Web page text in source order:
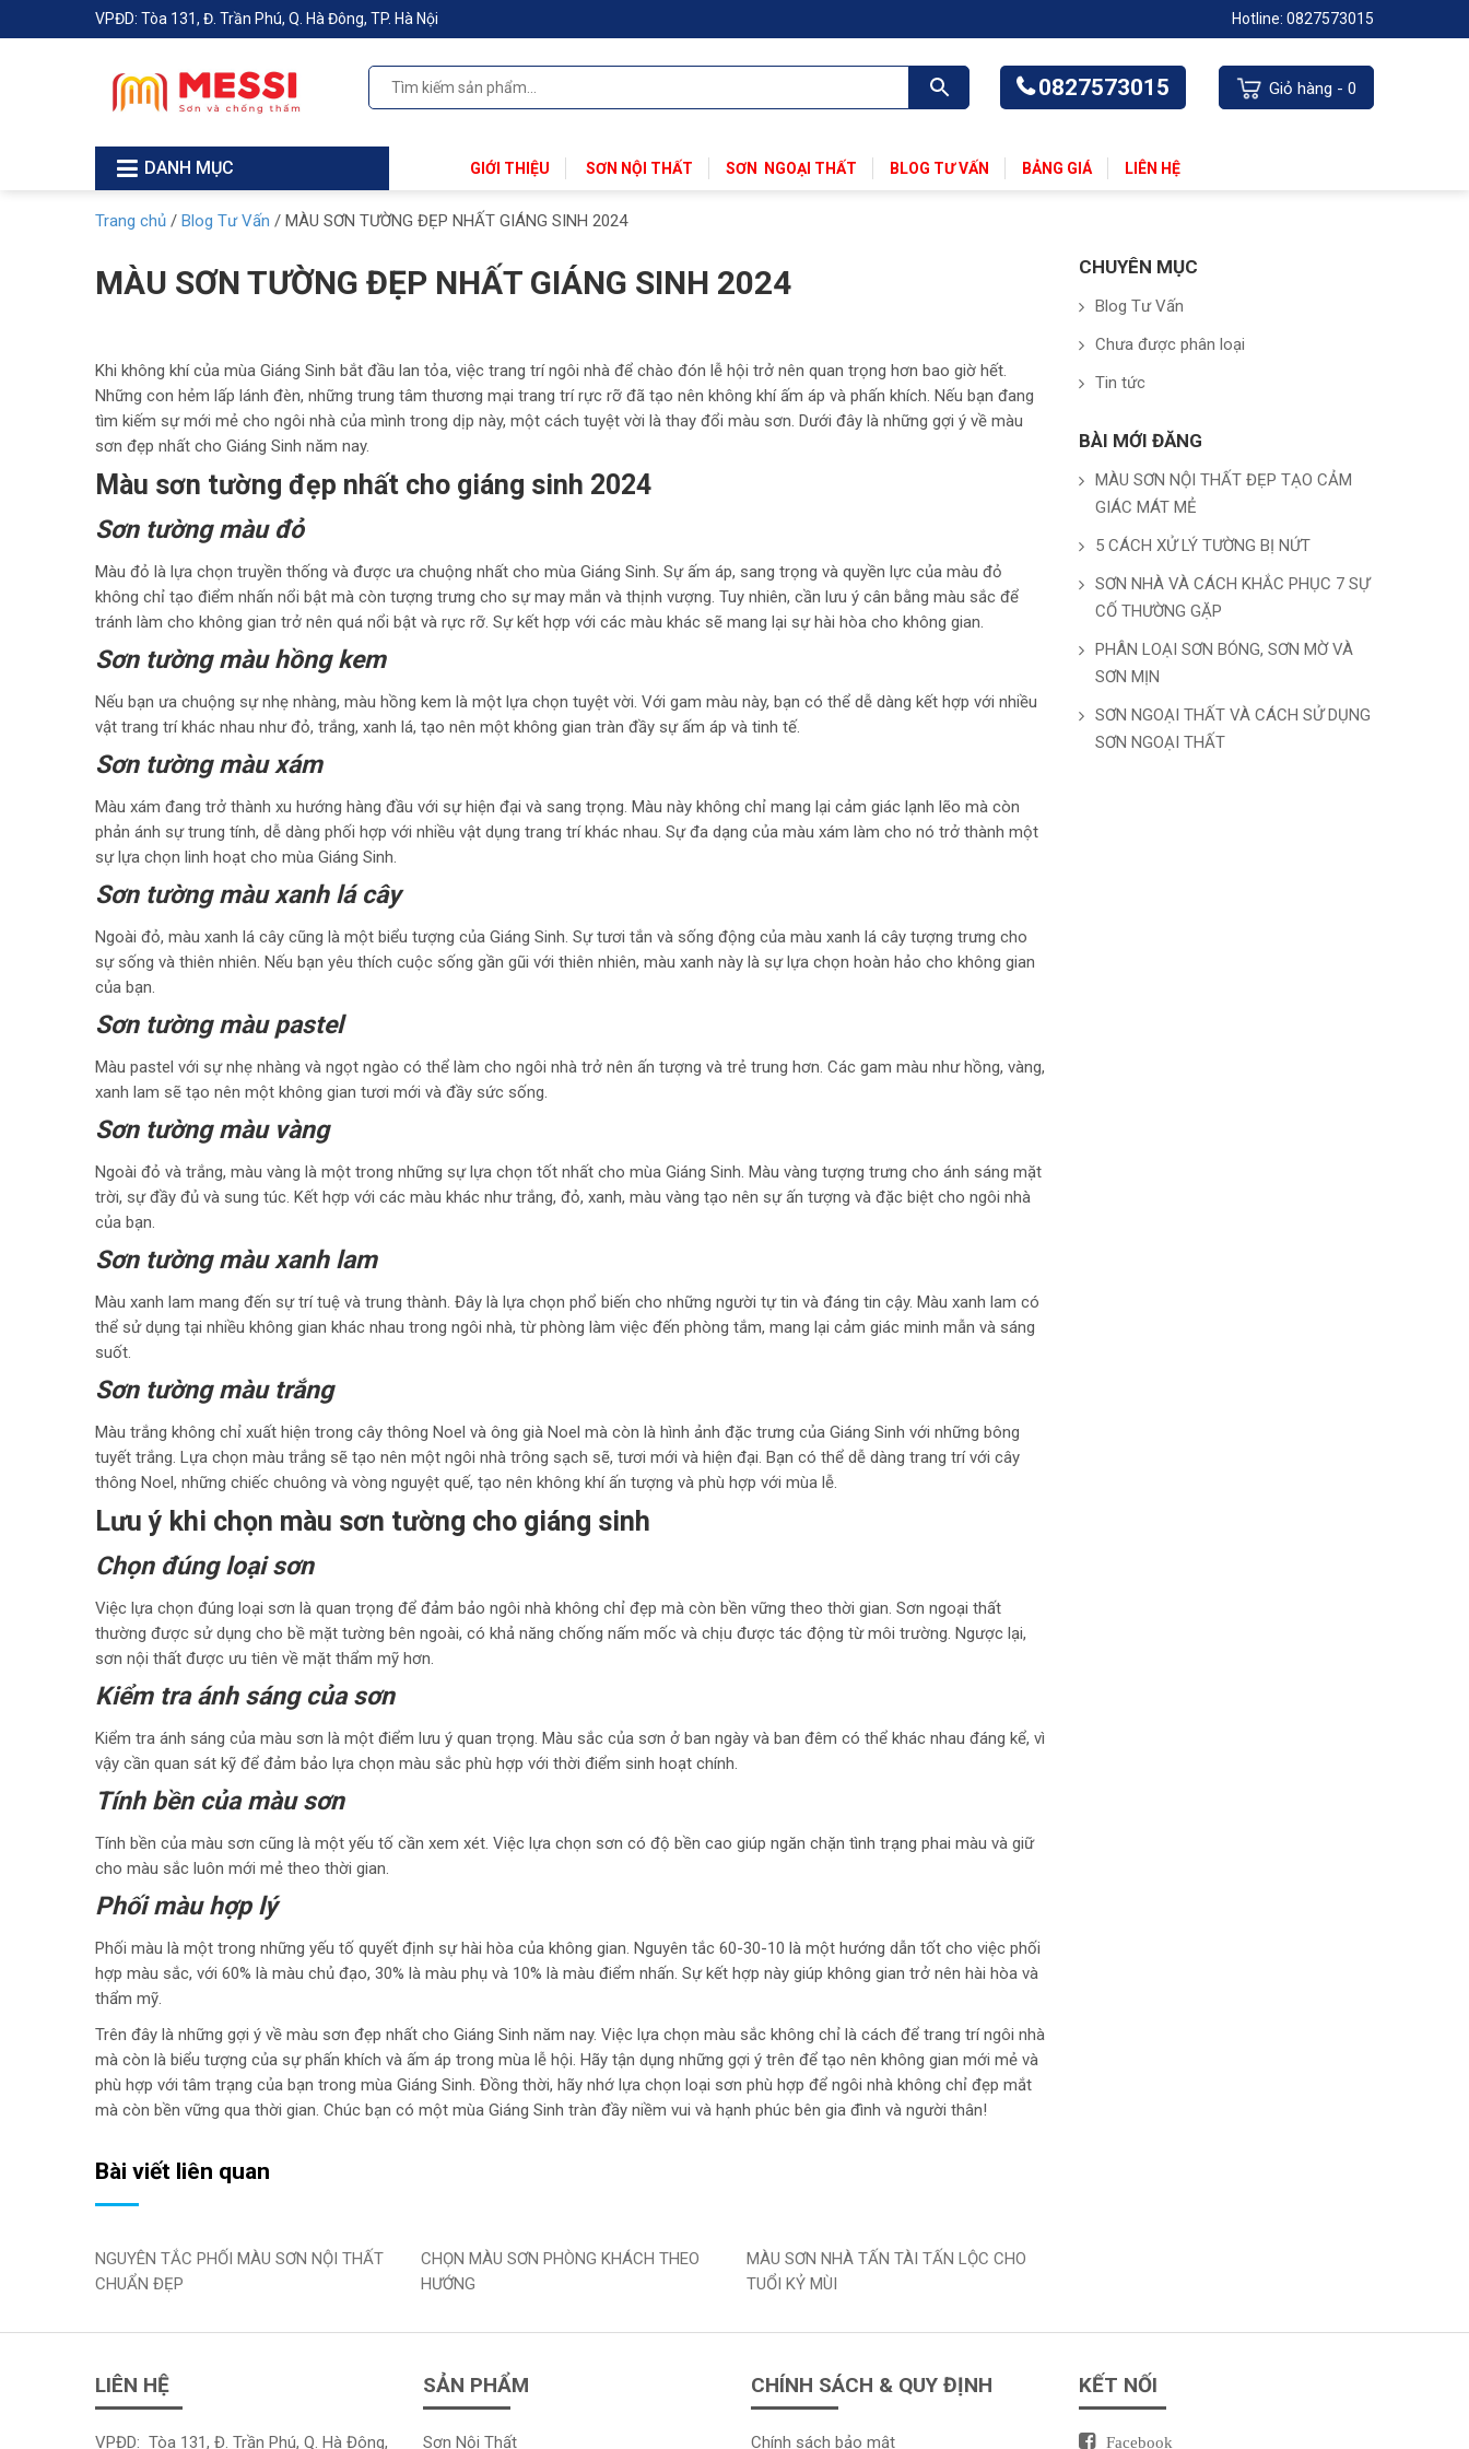
VPĐD: Tòa 131, Đ. Trần Phú, Q. Hà Đông, TP. Hà Nội Hotline: 0827573015
Giỏ hàng - 0
0827573015
DANH MỤC GIỚI THIỆU SƠN NỘI THẤT SƠN NGOẠI THẤT BLOG TƯ VẤN BẢNG GIÁ LIÊN HỆ
Trang chủ / Blog Tư Vấn / MÀU SƠN TƯỜNG ĐẸP NHẤT GIÁNG SINH 2024
MÀU SƠN TƯỜNG ĐẸP NHẤT GIÁNG SINH 2024
Khi không khí của mùa Giáng Sinh bắt đầu lan tỏa, việc trang trí ngôi nhà để chào đón lễ hội trở nên quan trọng hơn bao giờ hết.
Những con hẻm lấp lánh đèn, những trung tâm thương mại trang trí rực rỡ đã tạo nên không khí ấm áp và phấn khích. Nếu bạn đang
tìm kiếm sự mới mẻ cho ngôi nhà của mình trong dịp này, một cách tuyệt vời là thay đổi màu sơn. Dưới đây là những gợi ý về màu
sơn đẹp nhất cho Giáng Sinh năm nay.
Màu sơn tường đẹp nhất cho giáng sinh 2024
Sơn tường màu đỏ
Màu đỏ là lựa chọn truyền thống và được ưa chuộng nhất cho mùa Giáng Sinh. Sự ấm áp, sang trọng và quyền lực của màu đỏ
không chỉ tạo điểm nhấn nổi bật mà còn tượng trưng cho sự may mắn và thịnh vượng. Tuy nhiên, cần lưu ý cân bằng màu sắc để
tránh làm cho không gian trở nên quá nổi bật và rực rỡ. Sự kết hợp với các màu khác sẽ mang lại sự hài hòa cho không gian.
Sơn tường màu hồng kem
Nếu bạn ưa chuộng sự nhẹ nhàng, màu hồng kem là một lựa chọn tuyệt vời. Với gam màu này, bạn có thể dễ dàng kết hợp với nhiều
vật trang trí khác nhau như đỏ, trắng, xanh lá, tạo nên một không gian tràn đầy sự ấm áp và tinh tế.
Sơn tường màu xám
Màu xám đang trở thành xu hướng hàng đầu với sự hiện đại và sang trọng. Màu này không chỉ mang lại cảm giác lạnh lẽo mà còn
phản ánh sự trung tính, dễ dàng phối hợp với nhiều vật dụng trang trí khác nhau. Sự đa dạng của màu xám làm cho nó trở thành một
sự lựa chọn linh hoạt cho mùa Giáng Sinh.
Sơn tường màu xanh lá cây
Ngoài đỏ, màu xanh lá cây cũng là một biểu tượng của Giáng Sinh. Sự tươi tắn và sống động của màu xanh lá cây tượng trưng cho
sự sống và thiên nhiên. Nếu bạn yêu thích cuộc sống gần gũi với thiên nhiên, màu xanh này là sự lựa chọn hoàn hảo cho không gian
của bạn.
Sơn tường màu pastel
Màu pastel với sự nhẹ nhàng và ngọt ngào có thể làm cho ngôi nhà trở nên ấn tượng và trẻ trung hơn. Các gam màu như hồng, vàng,
xanh lam sẽ tạo nên một không gian tươi mới và đầy sức sống.
Sơn tường màu vàng
Ngoài đỏ và trắng, màu vàng là một trong những sự lựa chọn tốt nhất cho mùa Giáng Sinh. Màu vàng tượng trưng cho ánh sáng mặt
trời, sự đầy đủ và sung túc. Kết hợp với các màu khác như trắng, đỏ, xanh, màu vàng tạo nên sự ấn tượng và đặc biệt cho ngôi nhà
của bạn.
Sơn tường màu xanh lam
Màu xanh lam mang đến sự trí tuệ và trung thành. Đây là lựa chọn phổ biến cho những người tự tin và đáng tin cậy. Màu xanh lam có
thể sử dụng tại nhiều không gian khác nhau trong ngôi nhà, từ phòng làm việc đến phòng tắm, mang lại cảm giác minh mẫn và sáng
suốt.
Sơn tường màu trắng
Màu trắng không chỉ xuất hiện trong cây thông Noel và ông già Noel mà còn là hình ảnh đặc trưng của Giáng Sinh với những bông
tuyết trắng. Lựa chọn màu trắng sẽ tạo nên một ngôi nhà trông sạch sẽ, tươi mới và hiện đại. Bạn có thể dễ dàng trang trí với cây
thông Noel, những chiếc chuông và vòng nguyệt quế, tạo nên không khí ấn tượng và phù hợp với mùa lễ.
Lưu ý khi chọn màu sơn tường cho giáng sinh
Chọn đúng loại sơn
Việc lựa chọn đúng loại sơn là quan trọng để đảm bảo ngôi nhà không chỉ đẹp mà còn bền vững theo thời gian. Sơn ngoại thất
thường được sử dụng cho bề mặt tường bên ngoài, có khả năng chống nấm mốc và chịu được tác động từ môi trường. Ngược lại,
sơn nội thất được ưu tiên về mặt thẩm mỹ hơn.
Kiểm tra ánh sáng của sơn
Kiểm tra ánh sáng của màu sơn là một điểm lưu ý quan trọng. Màu sắc của sơn ở ban ngày và ban đêm có thể khác nhau đáng kể, vì
vậy cần quan sát kỹ để đảm bảo lựa chọn màu sắc phù hợp với thời điểm sinh hoạt chính.
Tính bền của màu sơn
Tính bền của màu sơn cũng là một yếu tố cần xem xét. Việc lựa chọn sơn có độ bền cao giúp ngăn chặn tình trạng phai màu và giữ
cho màu sắc luôn mới mẻ theo thời gian.
Phối màu hợp lý
Phối màu là một trong những yếu tố quyết định sự hài hòa của không gian. Nguyên tắc 60-30-10 là một hướng dẫn tốt cho việc phối
hợp màu sắc, với 60% là màu chủ đạo, 30% là màu phụ và 10% là màu điểm nhấn. Sự kết hợp này giúp không gian trở nên hài hòa và
thẩm mỹ.
Trên đây là những gợi ý về màu sơn đẹp nhất cho Giáng Sinh năm nay. Việc lựa chọn màu sắc không chỉ là cách để trang trí ngôi nhà
mà còn là biểu tượng của sự phấn khích và ấm áp trong mùa lễ hội. Hãy tận dụng những gợi ý trên để tạo nên không gian mới mẻ và
phù hợp với tâm trạng của bạn trong mùa Giáng Sinh. Đồng thời, hãy nhớ lựa chọn loại sơn phù hợp để ngôi nhà không chỉ đẹp mắt
mà còn bền vững qua thời gian. Chúc bạn có một mùa Giáng Sinh tràn đầy niềm vui và hạnh phúc bên gia đình và người thân!
Bài viết liên quan
NGUYÊN TẮC PHỐI MÀU SƠN NỘI THẤT
CHUẨN ĐẸP
CHỌN MÀU SƠN PHÒNG KHÁCH THEO
HƯỚNG
MÀU SƠN NHÀ TẤN TÀI TẤN LỘC CHO
TUỔI KỶ MÙI
CHUYÊN MỤC
Blog Tư Vấn
Chưa được phân loại
Tin tức
BÀI MỚI ĐĂNG
MÀU SƠN NỘI THẤT ĐẸP TẠO CẢM
GIÁC MÁT MẺ
5 CÁCH XỬ LÝ TƯỜNG BỊ NỨT
SƠN NHÀ VÀ CÁCH KHẮC PHỤC 7 SỰ
CỐ THƯỜNG GẶP
PHÂN LOẠI SƠN BÓNG, SƠN MỜ VÀ
SƠN MỊN
SƠN NGOẠI THẤT VÀ CÁCH SỬ DỤNG
SƠN NGOẠI THẤT
LIÊN HỆ
VPĐD: Tòa 131, Đ. Trần Phú, Q. Hà Đông,
SẢN PHẨM
Sơn Nội Thất
CHÍNH SÁCH & QUY ĐỊNH
Chính sách bảo mật
KẾT NỐI
Facebook